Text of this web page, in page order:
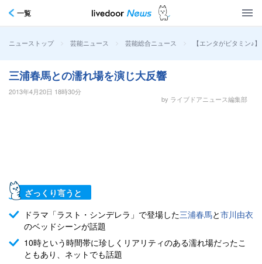
一覧
ニューストップ > 芸能ニュース > 芸能総合ニュース > 【エンタがビタミン♪
三浦春馬との濡れ場を演じ大反響
2013年4月20日 18時30分
by ライブドアニュース編集部
ざっくり言うと
ドラマ「ラスト・シンデレラ」で登場した三浦春馬と市川由衣
のベッドシーンが話題
10時という時間帯に珍しくリアリティのある濡れ場だったこ
ともあり、ネットでも話題